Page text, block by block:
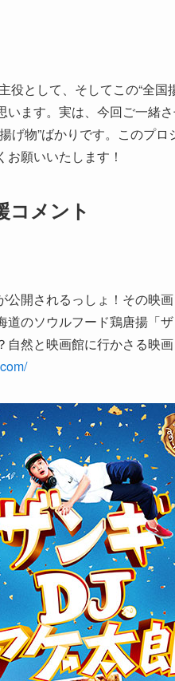
役として、そしてこの“全
ます。実は、今回ご一緒
げ物”ばかりです。このプ
願いいたします！
コメント
開されるっしょ！その映
道のソウルフード鶏唐揚「
然と映画館に行かさる映